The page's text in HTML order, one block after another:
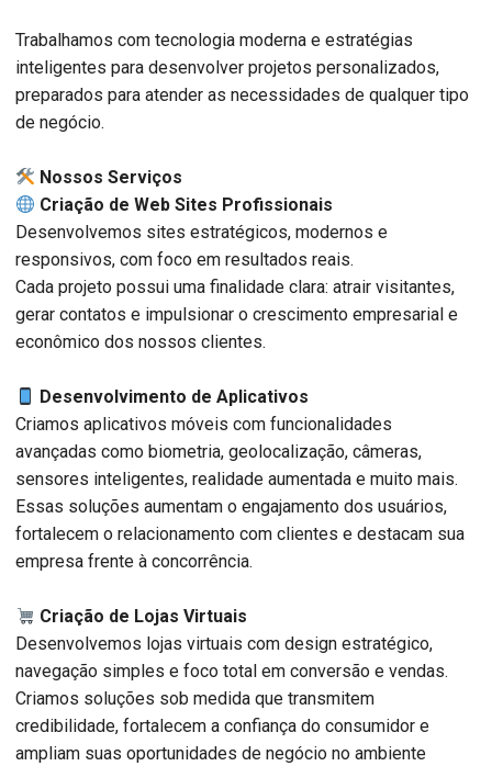
Trabalhamos com tecnologia moderna e estratégias
inteligentes para desenvolver projetos personalizados,
preparados para atender as necessidades de qualquer tipo
de negócio.
️ Nossos Serviços
Criação de Web Sites Profissionais
Desenvolvemos sites estratégicos, modernos e
responsivos, com foco em resultados reais.
Cada projeto possui uma finalidade clara: atrair visitantes,
gerar contatos e impulsionar o crescimento empresarial e
econômico dos nossos clientes.
Desenvolvimento de Aplicativos
Criamos aplicativos móveis com funcionalidades
avançadas como biometria, geolocalização, câmeras,
sensores inteligentes, realidade aumentada e muito mais.
Essas soluções aumentam o engajamento dos usuários,
fortalecem o relacionamento com clientes e destacam sua
empresa frente à concorrência.
Criação de Lojas Virtuais
Desenvolvemos lojas virtuais com design estratégico,
navegação simples e foco total em conversão e vendas.
Criamos soluções sob medida que transmitem
credibilidade, fortalecem a confiança do consumidor e
ampliam suas oportunidades de negócio no ambiente